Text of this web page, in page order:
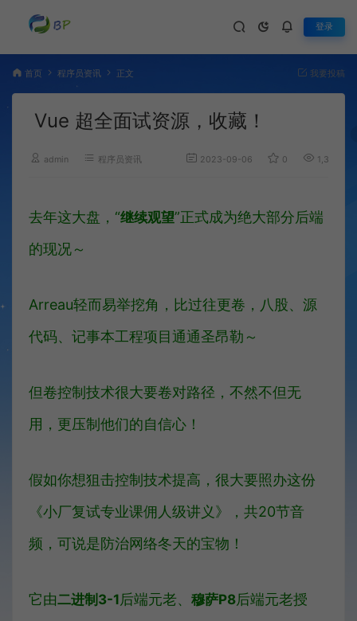
登录
首页 程序员资讯 正文 我要投稿
Vue 超全面试资源，收藏！
admin 程序员资讯 2023-09-06 0 1,352
去年这大盘，“继续观望”正式成为绝大部分后端
的现况～
Arreau轻而易举挖角，比过往更卷，八股、源
代码、记事本工程项目通通圣昂勒～
但卷控制技术很大要卷对路径，不然不但无
用，更压制他们的自信心！
假如你想狙击控制技术提高，很大要照办这份
《小厂复试专业课佣人级讲义》，共20节音
频，可说是防治网络冬天的宝物！
它由二进制3-1 后端元老、 穆萨P8后端元老授